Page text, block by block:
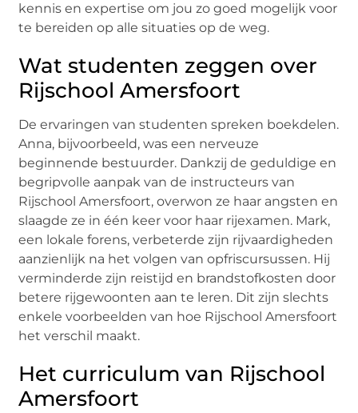
kennis en expertise om jou zo goed mogelijk voor
te bereiden op alle situaties op de weg.
Wat studenten zeggen over
Rijschool Amersfoort
De ervaringen van studenten spreken boekdelen.
Anna, bijvoorbeeld, was een nerveuze
beginnende bestuurder. Dankzij de geduldige en
begripvolle aanpak van de instructeurs van
Rijschool Amersfoort, overwon ze haar angsten en
slaagde ze in één keer voor haar rijexamen. Mark,
een lokale forens, verbeterde zijn rijvaardigheden
aanzienlijk na het volgen van opfriscursussen. Hij
verminderde zijn reistijd en brandstofkosten door
betere rijgewoonten aan te leren. Dit zijn slechts
enkele voorbeelden van hoe Rijschool Amersfoort
het verschil maakt.
Het curriculum van Rijschool
Amersfoort